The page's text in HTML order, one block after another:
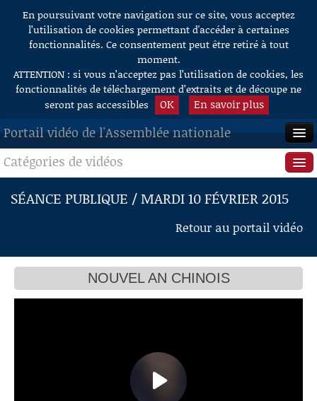
Aller au contenu
En poursuivant votre navigation sur ce site, vous acceptez
l’utilisation de cookies permettant d'accéder à certaines
fonctionnalités. Ce consentement peut être retiré à tout
moment.
ATTENTION : si vous n’acceptez pas l’utilisation de cookies, les
fonctionnalités de téléchargement d’extraits et de découpe ne
seront pas accessibles
OK En savoir plus
Portail vidéo de l'Assemblée nationale
ACCUEIL
EN DIRECT
RECHERCHE
AIDE À LA DÉCOUPE
DE VIDÉOS
Catégories de vidéos
Séance publique
Questions au Gouvernement
Commissions
Présidence
Autres
SÉANCE PUBLIQUE / MARDI 10 FÉVRIER 2015
Retour au portail vidéo
NOUVEL AN CHINOIS